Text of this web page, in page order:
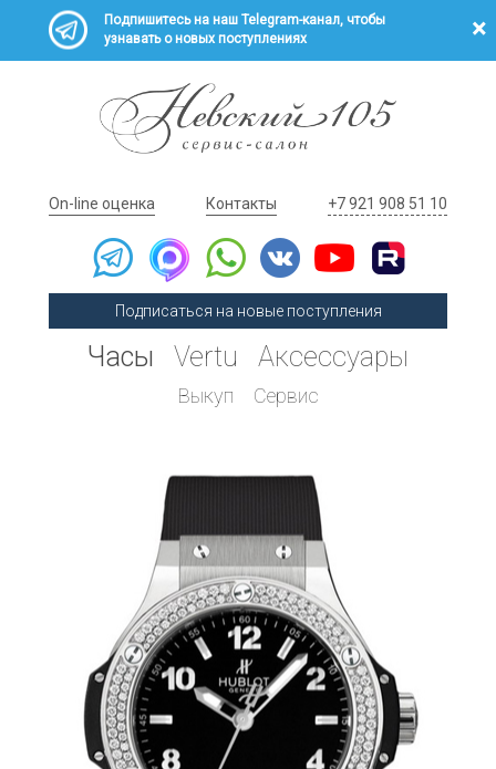
Подпишитесь на наш Telegram-канал, чтобы
узнавать о новых поступлениях
On-line оценка Контакты +7 921 908 51 10
Подписаться на новые поступления
Часы Vertu Аксессуары
Выкуп Сервис